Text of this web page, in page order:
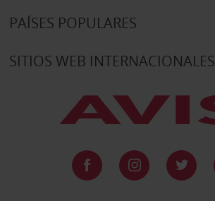
PAÍSES POPULARES
SITIOS WEB INTERNACIONALES